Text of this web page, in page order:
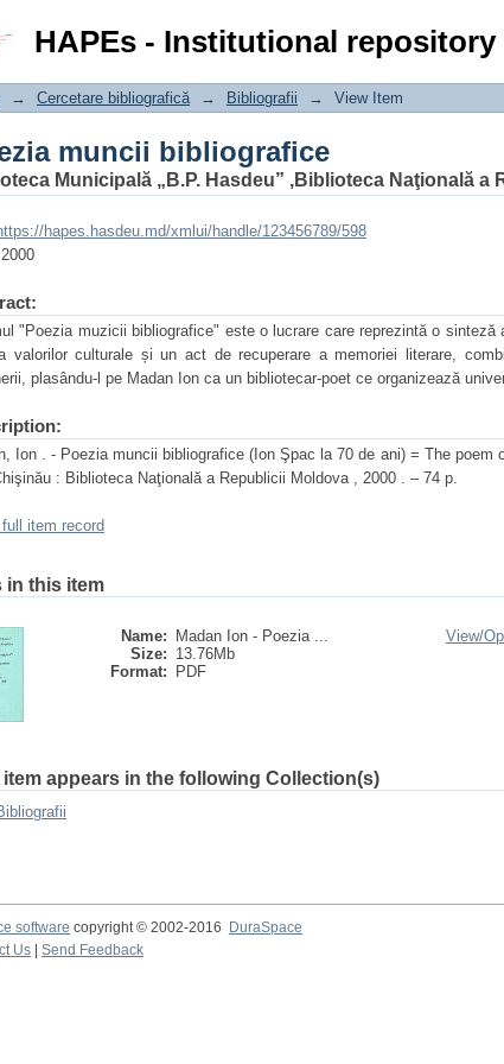
HAPEs - Institutional
muncii bibliografice
→ Cercetare bibliografică → Bibliografii → View Item
muncii bibliografice
Municipală „B.P. Hasdeu” ,Biblioteca Naţională a
hapes.hasdeu.md/xmlui/handle/123456789/598
2000
"Poezia muzicii bibliografice" este o lucrare care reprezintă o
valorilor culturale și un act de recuperare a memoriei literare,
plasându-l pe Madan Ion ca un bibliotecar-poet ce organizează
Ion . - Poezia muncii bibliografice (Ion Şpac la 70 de ani) = The poem
: Biblioteca Naţională a Republicii Moldova , 2000 . – 74 p.
item record
in this item
Name:
Madan Ion - Poezia ...
Size: 13.76Mb
Format:
PDF
View/
appears in the following Collection(s)
software copyright © 2002-2016 DuraSpace
Us
Send Feedback